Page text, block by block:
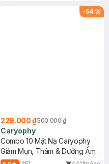
-54 %
229.000 ₫500.000 ₫
Caryophy
Combo 10 Mặt Nạ Caryophy
Giảm Mụn, Thâm & Dưỡng Ẩm
Da 22g